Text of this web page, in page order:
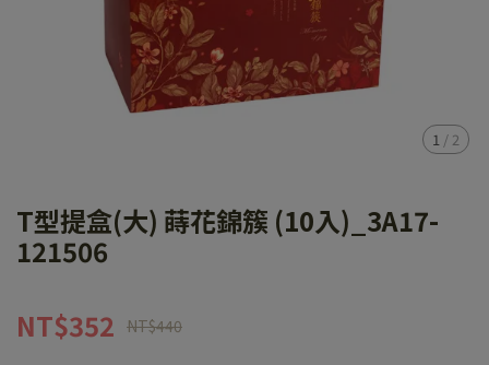
1 / 2
T型提盒(大) 蒔花錦簇 (10入)_3A17-
121506
NT$352 NT$440